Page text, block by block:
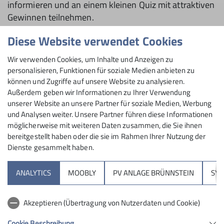
informieren und an einem kleinen Quiz mit attraktiven
Gewinnen teilnehmen.
Zusätzlich erhielten die Teilnehmenden konkrete Tipps
für naturverträgliches Verhalten im Winter:
Lärm vermeiden
Müll wieder mit ins Tal nehmen
Wildruhezonen respektieren
Rücksichtsvoll gegenüber Tier- und Pflanzenwelt
handeln
Dabei wurde deutlich: Jeder Einzelne kann durch
bewusstes Verhalten aktiv zum Schutz der Alpen
beitragen.
Zum Abschluss des Aktionstages kamen alle
Diese Website verwendet Cookies
Wir verwenden Cookies, um Inhalte und Anzeigen zu
personalisieren, Funktionen für soziale Medien anbieten zu
können und Zugriffe auf unsere Website zu analysieren.
Außerdem geben wir Informationen zu Ihrer Verwendung
unserer Website an unsere Partner für soziale Medien, Werbung
und Analysen weiter. Unsere Partner führen diese Informationen
möglicherweise mit weiteren Daten zusammen, die Sie ihnen
bereitgestellt haben oder die sie im Rahmen Ihrer Nutzung der
Dienste gesammelt haben.
ANALYTICS MOOBLY PV ANLAGE BRÜNNSTEIN
Akzeptieren (Übertragung von Nutzerdaten und Cookie)